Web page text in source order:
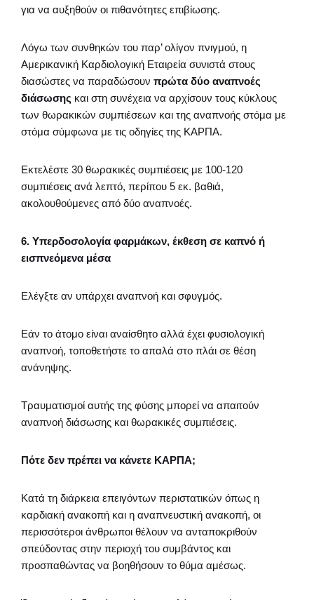
για να αυξηθούν οι πιθανότητες επιβίωσης.
Λόγω των συνθηκών του παρ’ ολίγον πνιγμού, η
Αμερικανική Καρδιολογική Εταιρεία συνιστά στους
διασώστες να παραδώσουν πρώτα δύο αναπνοές
διάσωσης και στη συνέχεια να αρχίσουν τους κύκλους
των θωρακικών συμπιέσεων και της αναπνοής στόμα με
στόμα σύμφωνα με τις οδηγίες της ΚΑΡΠΑ.
Εκτελέστε 30 θωρακικές συμπιέσεις με 100-120
συμπιέσεις ανά λεπτό, περίπου 5 εκ. βαθιά,
ακολουθούμενες από δύο αναπνοές.
6. Υπερδοσολογία φαρμάκων, έκθεση σε καπνό ή
εισπνεόμενα μέσα
Ελέγξτε αν υπάρχει αναπνοή και σφυγμός.
Εάν το άτομο είναι αναίσθητο αλλά έχει φυσιολογική
αναπνοή, τοποθετήστε το απαλά στο πλάι σε θέση
ανάνηψης.
Τραυματισμοί αυτής της φύσης μπορεί να απαιτούν
αναπνοή διάσωσης και θωρακικές συμπιέσεις.
Πότε δεν πρέπει να κάνετε ΚΑΡΠΑ;
Κατά τη διάρκεια επειγόντων περιστατικών όπως η
καρδιακή ανακοπή και η αναπνευστική ανακοπή, οι
περισσότεροι άνθρωποι θέλουν να ανταποκριθούν
σπεύδοντας στην περιοχή του συμβάντος και
προσπαθώντας να βοηθήσουν το θύμα αμέσως.